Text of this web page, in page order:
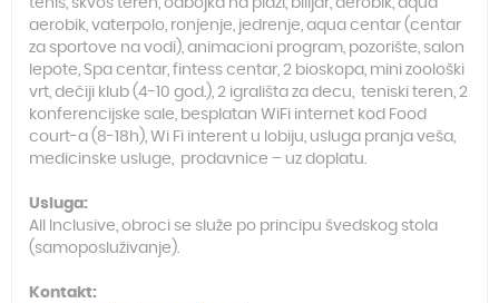
tenis, skvoš teren, odbojka na plaži, bilijar, aerobik, aqua
aerobik, vaterpolo, ronjenje, jedrenje, aqua centar (centar
za sportove na vodi), animacioni program, pozorište, salon
lepote, Spa centar, fintess centar, 2 bioskopa, mini zoološki
vrt, dečiji klub (4-10 god.), 2 igrališta za decu, teniski teren, 2
konferencijske sale, besplatan WiFi internet kod Food
court-a (8-18h), Wi Fi interent u lobiju, usluga pranja veša,
medicinske usluge, prodavnice – uz doplatu.
Usluga:
All Inclusive, obroci se služe po principu švedskog stola
(samoposluživanje).
Kontakt: